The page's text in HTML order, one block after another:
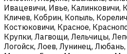
Ивацевичи, Ивье, Калинковичи,
Кличев, Кобрин, Копыль,
Костюковичи, Красное,
Крупки, Лагвощи, Лельчицы,
Логойск, Лоев, Лунинец,